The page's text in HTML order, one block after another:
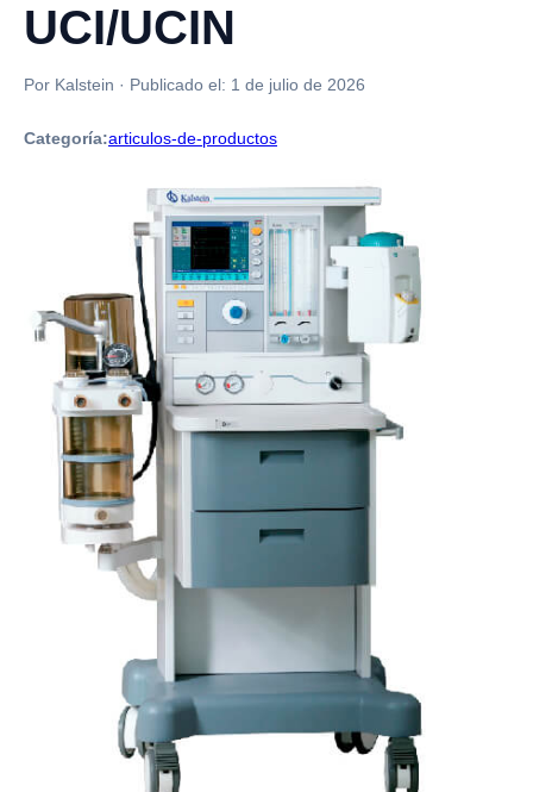
UCI/UCIN
Por Kalstein · Publicado el: 1 de julio de 2026
Categoría:articulos-de-productos